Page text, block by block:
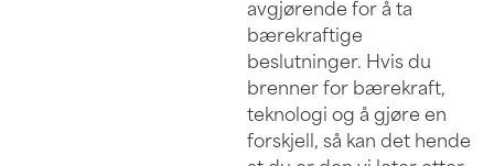
avgjørende for å ta
bærekraftige
beslutninger. Hvis du
brenner for bærekraft,
teknologi og å gjøre en
forskjell, så kan det hende